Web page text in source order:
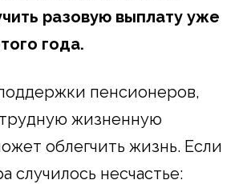
разовую выплату уже
года.
пенсионеров,
жизненную
облегчить жизнь. Если
случилось несчастье: